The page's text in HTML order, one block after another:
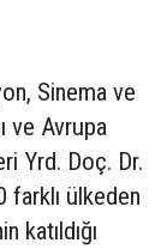
Sinema ve
ve Avrupa
Yrd. Doç. Dr.
farklı ülkeden
katıldığı